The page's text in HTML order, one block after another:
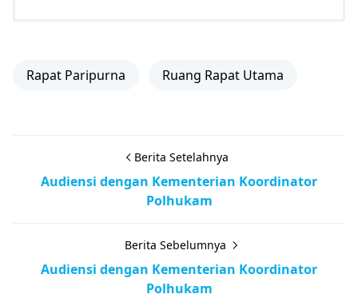
Rapat Paripurna Ruang Rapat Utama
Berita Setelahnya
Audiensi dengan Kementerian Koordinator
Polhukam
Berita Sebelumnya
Audiensi dengan Kementerian Koordinator
Polhukam